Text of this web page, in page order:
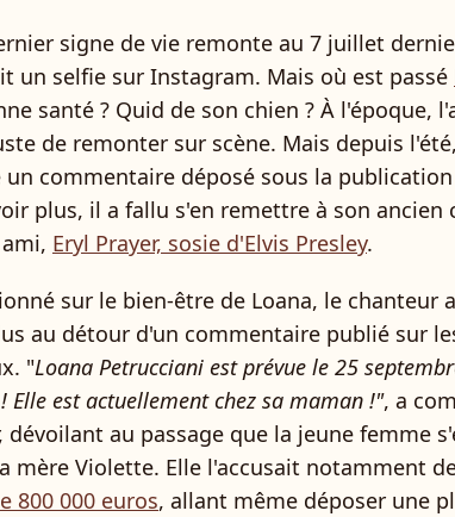
signe de vie remonte au 7 juillet
un selfie sur Instagram. Mais où est passé
santé ? Quid de son chien ? À l'époque,
de remonter sur scène. Mais depuis
un commentaire déposé sous la
plus, il a fallu s'en remettre à son ancien
Eryl Prayer, sosie d'Elvis Presley.
sur le bien-être de Loana, le chanteur
au détour d'un commentaire publié sur
"Loana Petrucciani est prévue le 25
Elle est actuellement chez sa maman !", a
dévoilant au passage que la jeune femme
mère Violette. Elle l'accusait notamment
800 000 euros, allant même déposer une